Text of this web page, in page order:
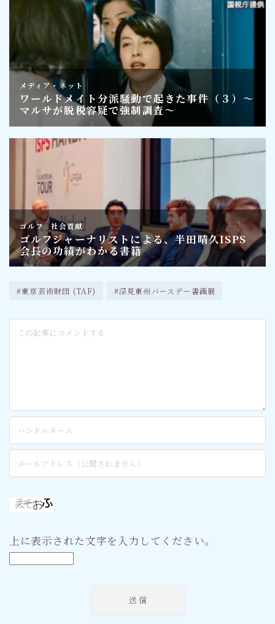
#東京芸術財団 (TAF) #深見東州バースデー書画展
上に表示された文字を入力してください。